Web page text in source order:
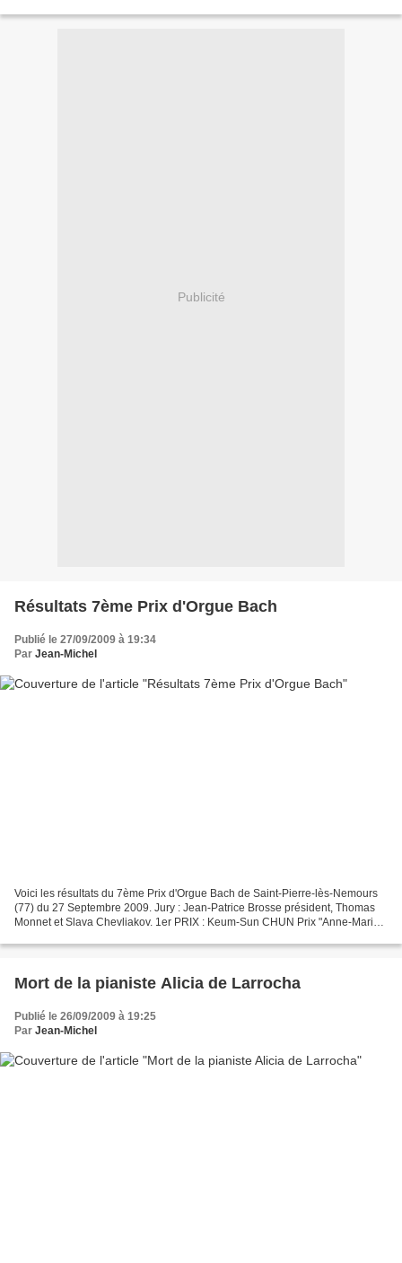
Publicité
Résultats 7ème Prix d'Orgue Bach
Publié le 27/09/2009 à 19:34
Par Jean-Michel
Voici les résultats du 7ème Prix d'Orgue Bach de Saint-Pierre-lès-Nemours
(77) du 27 Septembre 2009. Jury : Jean-Patrice Brosse président, Thomas
Monnet et Slava Chevliakov. 1er PRIX : Keum-Sun CHUN Prix "Anne-Marie
Mort de la pianiste Alicia de Larrocha
Publié le 26/09/2009 à 19:25
Par Jean-Michel